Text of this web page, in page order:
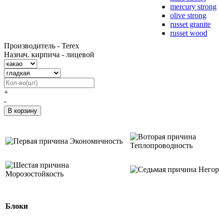
mercury strong
olive strong
russet granite
russet wood
Производитель - Terex
Назнач. кирпича - лицевой
+
-
Экономичность
Теплопроводность
Морозостойкость
Блоки